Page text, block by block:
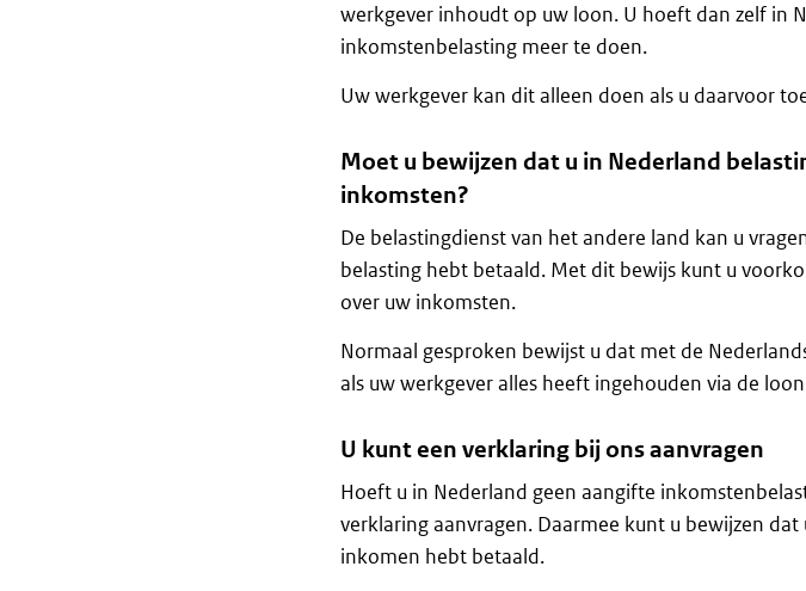
werkgever inhoudt op uw loon. U hoeft dan zelf in
inkomstenbelasting meer te doen.
Uw werkgever kan dit alleen doen als u daarvoor
Moet u bewijzen dat u in Nederland
inkomsten?
De belastingdienst van het andere land kan u
belasting hebt betaald. Met dit bewijs kunt u
over uw inkomsten.
Normaal gesproken bewijst u dat met de
als uw werkgever alles heeft ingehouden via de
U kunt een verklaring bij ons aanvragen
Hoeft u in Nederland geen aangifte
verklaring aanvragen. Daarmee kunt u bewijzen
inkomen hebt betaald.